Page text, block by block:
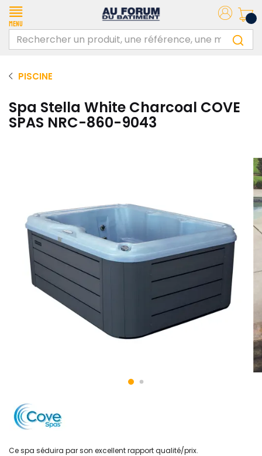
Menu
PISCINE
Spa Stella White Charcoal COVE
SPAS NRC-860-9043
Ce spa séduira par son excellent rapport qualité/prix.